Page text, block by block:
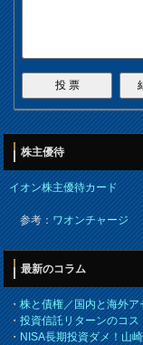
株主優待
イオン株主優待カード
参考：ワオンチャージ
最新のコラム
・株と債権／国内と海外
・投資信託リターンのコ
・NISA長期投資ダメ！山